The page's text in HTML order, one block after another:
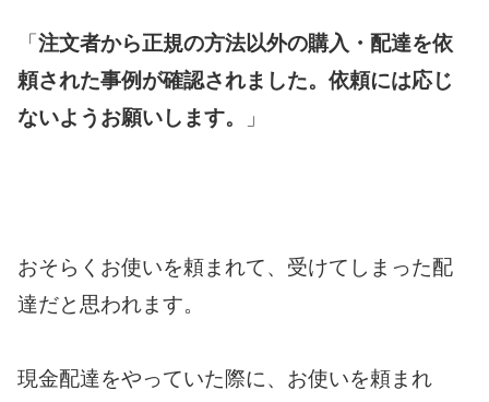
「 注文者から正規の方法以外の購入・配達を依
頼された事例が確認されました。依頼には応じ
ないようお願いします。
」
おそらくお使いを頼まれて、受けてしまった配
達だと思われます。
現金配達をやっていた際に、お使いを頼まれ